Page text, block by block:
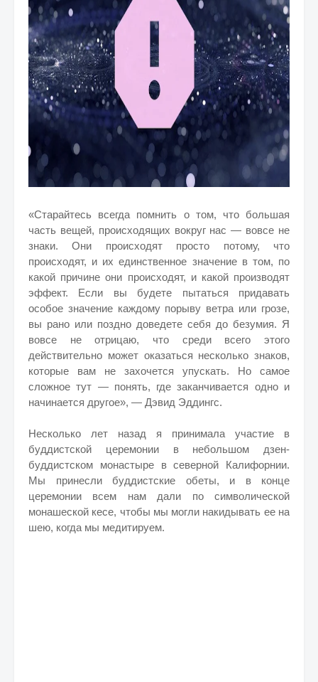
«Старайтесь всегда помнить о том, что большая
часть вещей, происходящих вокруг нас — вовсе не
знаки. Они происходят просто потому, что
происходят, и их единственное значение в том, по
какой причине они происходят, и какой производят
эффект. Если вы будете пытаться придавать
особое значение каждому порыву ветра или грозе,
вы рано или поздно доведете себя до безумия. Я
вовсе не отрицаю, что среди всего этого
действительно может оказаться несколько знаков,
которые вам не захочется упускать. Но самое
сложное тут — понять, где заканчивается одно и
начинается другое», — Дэвид Эддингс.
Несколько лет назад я принимала участие в
буддистской церемонии в небольшом дзен-
буддистском монастыре в северной Калифорнии.
Мы принесли буддистские обеты, и в конце
церемонии всем нам дали по символической
монашеской кесе, чтобы мы могли накидывать ее на
шею, когда мы медитируем.